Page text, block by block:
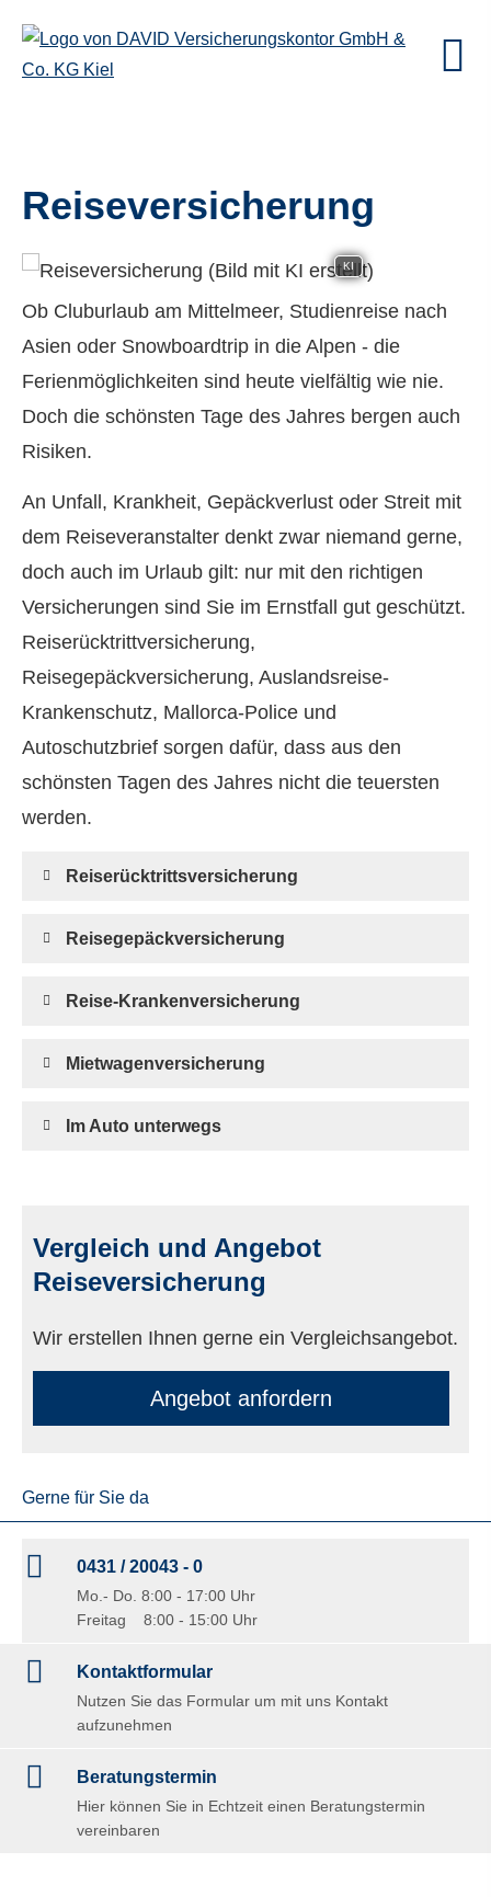
Reiseversicherung
KI
Ob Cluburlaub am Mittelmeer, Studienreise nach
Asien oder Snowboardtrip in die Alpen - die
Ferienmöglichkeiten sind heute vielfältig wie nie.
Doch die schönsten Tage des Jahres bergen auch
Risiken.
An Unfall, Krankheit, Gepäckverlust oder Streit mit
dem Reiseveranstalter denkt zwar niemand gerne,
doch auch im Urlaub gilt: nur mit den richtigen
Versicherungen sind Sie im Ernstfall gut geschützt.
Reiserücktrittversicherung,
Reisegepäckversicherung, Auslandsreise-
Krankenschutz, Mallorca-Police und
Autoschutzbrief sorgen dafür, dass aus den
schönsten Tagen des Jahres nicht die teuersten
werden.
Reiserücktrittsversicherung
Reisegepäckversicherung
Reise-Kranken­ver­si­che­rung
Mietwagenversicherung
Im Auto unterwegs
Vergleich und Angebot
Reiseversicherung
Wir erstellen Ihnen gerne ein Vergleichsangebot.
An­ge­bot an­for­dern
Gerne für Sie da
0431 / 20043 - 0
Mo.- Do. 8:00 - 17:00 Uhr
Freitag 8:00 - 15:00 Uhr
Kontaktformular
Nutzen Sie das Formular um mit uns Kontakt
aufzunehmen
Beratungstermin
Hier können Sie in Echtzeit einen Beratungstermin
vereinbaren